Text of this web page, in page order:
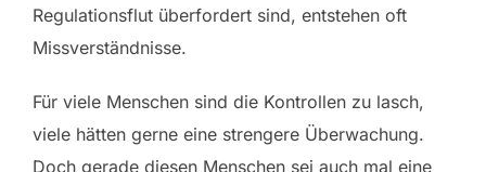
Regulationsflut überfordert sind, entstehen oft
Missverständnisse.
Für viele Menschen sind die Kontrollen zu lasch,
viele hätten gerne eine strengere Überwachung.
Doch gerade diesen Menschen sei auch mal eine